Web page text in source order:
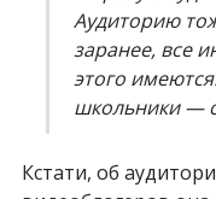
Аудиторию
заранее, все
этого
школьники —
Кстати, об